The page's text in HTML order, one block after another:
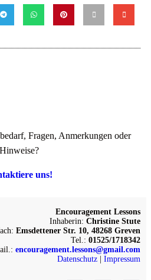
Fragen, Anmerkungen oder
Hinweise?
uns!
Encouragement Lessons
Inhaberin: Christine Stute
Emsdettener Str. 10, 48268 Greven
Tel.: 01525/1718342
encouragement.lessons@gmail.com
Datenschutz
Impressum